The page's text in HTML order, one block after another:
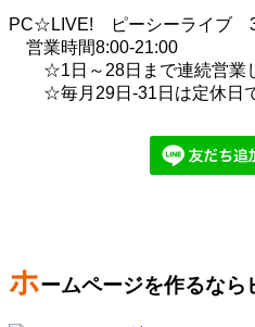
PC☆LIVE! ピーシーライブ
営業時間8:00-21:00
☆1日～28日まで連続営業
☆毎月29日-31日は定休日
ホームページを作るなら